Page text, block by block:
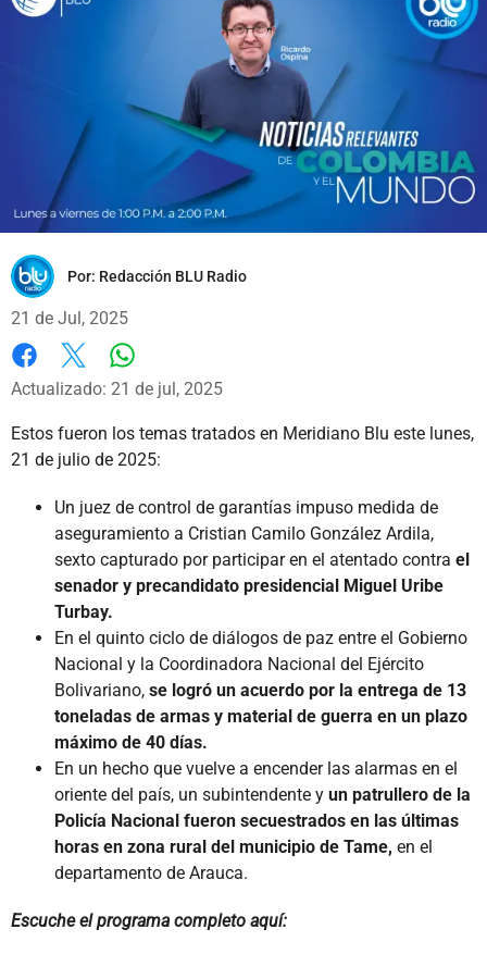
Por: Redacción BLU Radio
21 de Jul, 2025
Facebook
X
Actualizado: 21 de jul, 2025
Estos fueron los temas tratados en Meridiano Blu este lunes,
21 de julio de 2025:
Un juez de control de garantías impuso medida de
aseguramiento a Cristian Camilo González Ardila,
sexto capturado por participar en el atentado contra el
senador y precandidato presidencial Miguel Uribe
Turbay.
En el quinto ciclo de diálogos de paz entre el Gobierno
Nacional y la Coordinadora Nacional del Ejército
Bolivariano, se logró un acuerdo por la entrega de 13
toneladas de armas y material de guerra en un plazo
máximo de 40 días.
En un hecho que vuelve a encender las alarmas en el
oriente del país, un subintendente y un patrullero de la
Policía Nacional fueron secuestrados en las últimas
horas en zona rural del municipio de Tame, en el
departamento de Arauca.
Escuche el programa completo aquí: